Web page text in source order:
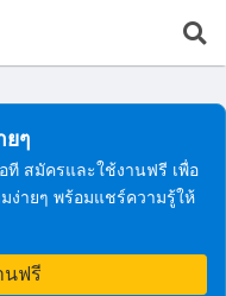
ยๆ
สมัครและใช้งานฟรี เพื่อ
ง่ายๆ พร้อมแชร์ความรู้ให้
นฟรี